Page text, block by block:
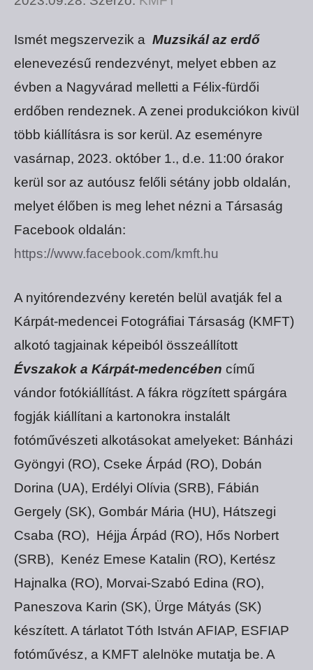
Ismét megszervezik a Muzsikál az erdő
elenevezésű rendezvényt, melyet ebben az
évben a Nagyvárad melletti a Félix-fürdői
erdőben rendeznek. A zenei produkciókon kivül
több kiállításra is sor kerül. Az eseményre
vasárnap, 2023. október 1., d.e. 11:00 órakor
kerül sor az autóusz felőli sétány jobb oldalán,
melyet élőben is meg lehet nézni a Társaság
Facebook oldalán:
https://www.facebook.com/kmft.hu
A nyitórendezvény keretén belül avatják fel a
Kárpát-medencei Fotográfiai Társaság (KMFT)
alkotó tagjainak képeiból összeállított
Évszakok a Kárpát-medencében című
vándor fotókiállítást. A fákra rögzített spárgára
fogják kiállítani a kartonokra instalált
fotóművészeti alkotásokat amelyeket: Bánházi
Gyöngyi (RO), Cseke Árpád (RO), Dobán
Dorina (UA), Erdélyi Olívia (SRB), Fábián
Gergely (SK), Gombár Mária (HU), Hátszegi
Csaba (RO), Héjja Árpád (RO), Hős Norbert
(SRB), Kenéz Emese Katalin (RO), Kertész
Hajnalka (RO), Morvai-Szabó Edina (RO),
Paneszova Karin (SK), Ürge Mátyás (SK)
készített. A tárlatot Tóth István AFIAP, ESFIAP
fotóművész, a KMFT alelnöke mutatja be. A